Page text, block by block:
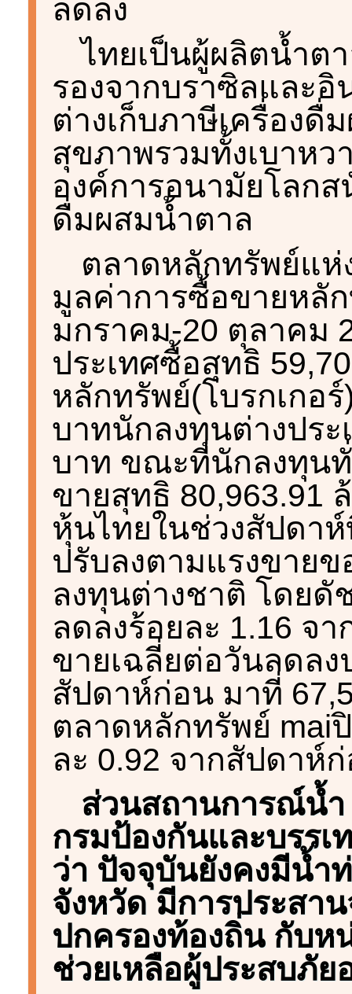
ลดลง
ไทยเป็นผู้ผลิตน้ำต
รองจากบราซิลและ
ต่างเก็บภาษีเครื่อง
สุขภาพรวมทั้งเบาห
องค์การอนามัยโลก
ดื่มผสมน้ำตาล
ตลาดหลักทรัพย์แห่
มูลค่าการซื้อขายหลั
มกราคม-20 ตุลาคม
ประเทศซื้อสุทธิ
หลักทรัพย์(โบรกเกอ
บาทนักลงทุนต่างประ
บาท ขณะที่นักลงทุนทั่
ขายสุทธิ 80,963.91
หุ้นไทยในช่วงสัปดา
ปรับลงตามแรงขาย
ลงทุนต่างชาติ โดยดั
ลดลงร้อยละ 1.16 จ
ขายเฉลี่ยต่อวันลดล
สัปดาห์ก่อน มาที่
ตลาดหลักทรัพย์ mai
ละ 0.92 จากสัปดาห์
ส่วนสถานการณ์น้
กรมป้องกันและบรรเ
ว่า ปัจจุบันยังคงมีน้ำ
จังหวัด มีการประสา
ปกครองท้องถิ่น กับห
ช่วยเหลือผู้ประสบภัย